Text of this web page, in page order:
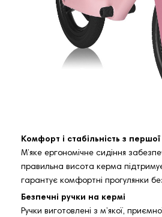
Комфорт і стабільність з першої
М’яке ергономічне сидіння
правильна висота керма
гарантує комфортні прогулянки
Безпечні ручки на кермі
Ручки виготовлені з м’якої,